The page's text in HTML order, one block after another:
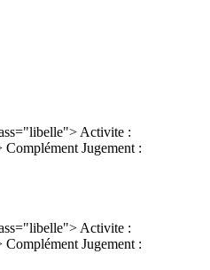
Activite :
Jugement :
Activite :
Jugement :